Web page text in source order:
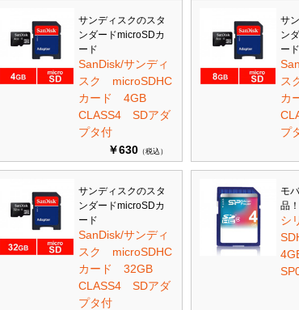
サンディスクのスタ
ンダードmicroSDカ
ード
SanDisk/サンディ
スク microSDHC
カード 4GB
CLASS4 SDアダ
プタ付
￥630 （税込）
サ
ン
ード
ス
カ
プ
サンディスクのスタ
ンダードmicroSDカ
ード
SanDisk/サンディ
スク microSDHC
カード 32GB
CLASS4 SDアダ
プタ付
モ
品！
シ